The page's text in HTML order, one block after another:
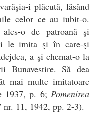
i plăcută, lăsând
celor ce au iubit-o.
o de patroană şi
le imita şi în care-şi
a şi chemat-o la
Bunavestire. Să dea
mai multe imitatoare
1937, p. 6; Pomenirea
nr. 11, 1942, pp. 2-3).